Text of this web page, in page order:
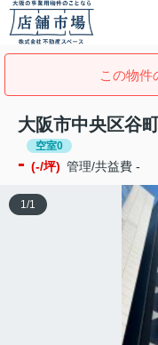
この物件
大阪市中央区谷
空室0
- (-/坪) 管理/共益費 -
1/1